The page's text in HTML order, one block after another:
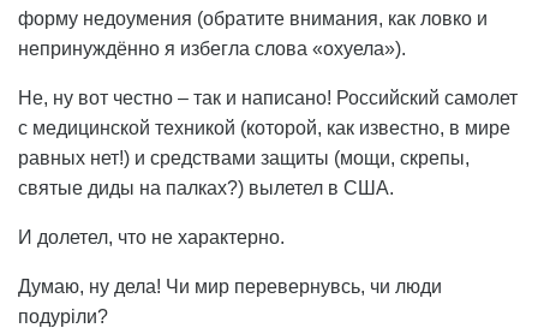
форму недоумения (обратите внимания, как ловко и
непринуждённо я избегла слова «охуела»).
Не, ну вот честно – так и написано! Российский самолет
с медицинской техникой (которой, как известно, в мире
равных нет!) и средствами защиты (мощи, скрепы,
святые диды на палках?) вылетел в США.
И долетел, что не характерно.
Думаю, ну дела! Чи мир перевернувсь, чи люди
подуріли?